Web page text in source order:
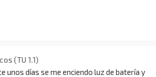
(TU 1.1)
unos días se me enciendo luz de batería y